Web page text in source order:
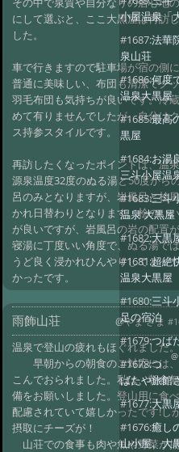
にして選ぶと、ここ大黒屋は再訪
した。
車で行きますので駐車場が宿の側
普通に美味しい、布団も清潔でク
羽毛布団も気持ちが良いです。冷
めて有りませんでしたが、自分は
ス持参スタイルです。
再訪したくなったポイントは、温
源泉温度32度のぬる湯と50度から
呂のみとなりますが、岩風呂と桧
かれ日替わりとなります。桧のい
が良いですが、岩風呂の岩の配置が
寝湯に丁度いい角度で、ぬる湯で
うど良く浸かれひんやりしてとっ
かったです。
雨飾山荘 @やま さま
温泉で登山の疲れもほぐれました。
早朝からの朝食のご対応には
こんでおられました。私は、朝食
備をお願いしました。登山用に食
配慮されていて嬉しかったです!し
摂取にチーズが！
山荘での食事も肉や魚や野菜が
小屋温泉「
#1687:法華
泉山荘
#1686:何度
温泉大黒屋
#1685:最高
黒屋
#1684:お湯
三斗小屋温
#1683:三斗
温泉 大黒屋
#1682:大黒
#1681:超絶
温泉大黒屋
#1680:三斗
足の宿泊
#1679:つば
#1678:つ
ばたや旅館
#1677:大黒
#1676:癒し
山小屋、大